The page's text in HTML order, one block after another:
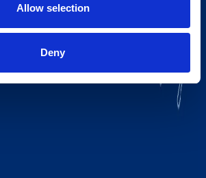
Allow selection
Deny